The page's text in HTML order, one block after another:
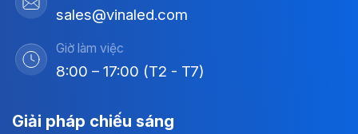
sales@vinaled.com
Giờ làm việc
8:00 – 17:00 (T2 - T7)
Giải pháp chiếu sáng